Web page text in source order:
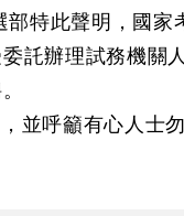
特此聲明，國
託辦理試務機關
並呼籲有心人士